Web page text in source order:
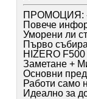
ПРОМОЦИЯ: -
Повече
Уморени ли
Първо
HIZERO
Заметане +
Основни
Работи само
Идеално за